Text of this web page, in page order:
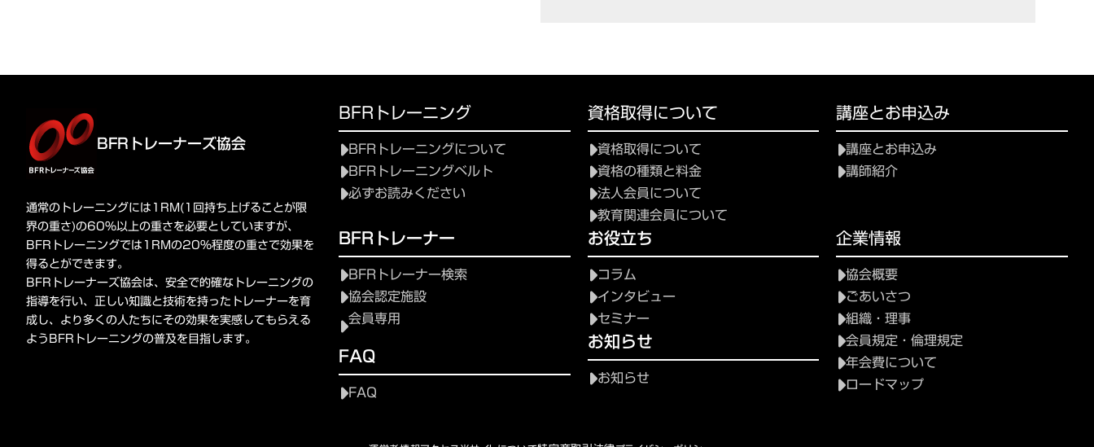
BFRトレーナーズ協会
通常のトレーニングには1RM(1回持ち上げることが限
界の重さ)の60%以上の重さを必要としていますが、
BFRトレーニングでは1RMの20%程度の重さで効果を
得るとができます。
BFRトレーナーズ協会は、安全で的確なトレーニングの
指導を行い、正しい知識と技術を持ったトレーナーを育
成し、より多くの人たちにその効果を実感してもらえる
ようBFRトレーニングの普及を目指します。
BFRトレーニング
BFRトレーニングについて
BFRトレーニングベルト
必ずお読みください
資格取得について
資格取得について
資格の種類と料金
法人会員について
教育関連会員について
講座とお申込み
講座とお申込み
講師紹介
BFRトレーナー
BFRトレーナー検索
協会認定施設
会員専用
FAQ
FAQ
お役立ち
コラム
インタビュー
セミナー
お知らせ
お知らせ
企業情報
協会概要
ごあいさつ
組織・理事
会員規定・倫理規定
年会費について
ロードマップ